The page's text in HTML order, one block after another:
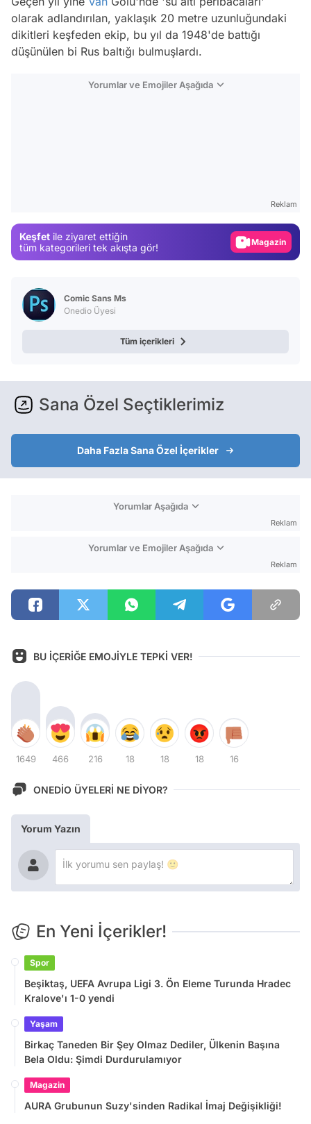
olarak adlandırılan, yaklaşık 20 metre uzunluğundaki
dikitleri keşfeden ekip, bu yıl da 1948'de battığı
düşünülen bi Rus baltığı bulmuşlardı.
Yorumlar ve Emojiler Aşağıda
Reklam
Keşfet ile ziyaret ettiğin
tüm kategorileri tek akışta gör!
Magazin
Comic Sans Ms
Onedio Üyesi
Tüm içerikleri
Sana Özel Seçtiklerimiz
Daha Fazla Sana Özel İçerikler
Yorumlar Aşağıda
Reklam
Yorumlar ve Emojiler Aşağıda
Reklam
BU İÇERİĞE EMOJİYLE TEPKİ VER!
1649 466 216 18 18 18 16
ONEDİO ÜYELERİ NE DİYOR?
Yorum Yazın
En Yeni İçerikler!
Spor
Beşiktaş, UEFA Avrupa Ligi 3. Ön Eleme Turunda Hradec
Kralove'ı 1-0 yendi
Yaşam
Birkaç Taneden Bir Şey Olmaz Dediler, Ülkenin Başına
Bela Oldu: Şimdi Durdurulamıyor
Magazin
AURA Grubunun Suzy'sinden Radikal İmaj Değişikliği!